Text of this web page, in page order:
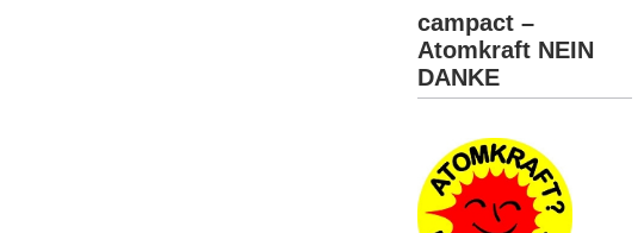
campact –
Atomkraft NEIN
DANKE